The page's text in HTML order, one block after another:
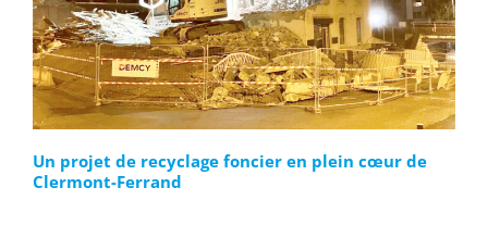
Un projet de recyclage foncier en plein cœur de
Clermont-Ferrand